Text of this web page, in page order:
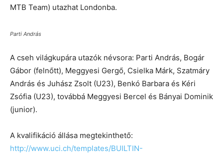
MTB Team) utazhat Londonba.
Parti András
A cseh világkupára utazók névsora: Parti András, Bogár
Gábor (felnőtt), Meggyesi Gergő, Csielka Márk, Szatmáry
András és Juhász Zsolt (U23), Benkó Barbara és Kéri
Zsófia (U23), továbbá Meggyesi Bercel és Bányai Dominik
(junior).
A kvalifikáció állása megtekinthető:
http://www.uci.ch/templates/BUILTIN-